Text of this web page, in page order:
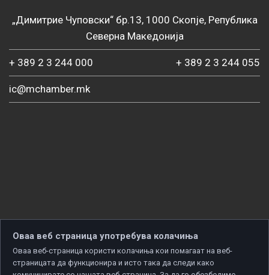
„Димитрие Чуповски“ бр.13, 1000 Скопје, Република
Северна Македонија
+ 389 2 3 244 000 + 389 2 3 244 055
ic@mchamber.mk
Оваа веб страница употребува колачиња
Оваа веб-страница користи колачиња кои помагаат на веб-
страницата да функционира и исто така да следи како